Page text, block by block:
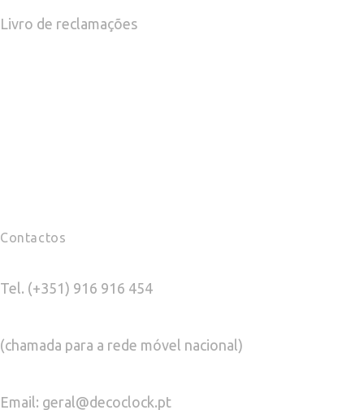
Livro de reclamações
Contactos
Tel. (+351) 916 916 454
(chamada para a rede móvel nacional)
Email: geral@decoclock.pt